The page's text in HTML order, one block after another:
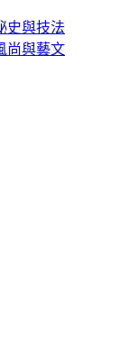
史與技法
尚與藝文